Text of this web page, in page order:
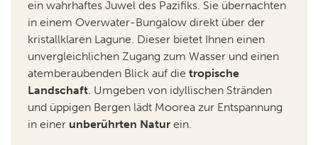
ein wahrhaftes Juwel des Pazifiks. Sie übernachten
in einem Overwater-Bungalow direkt über der
kristallklaren Lagune. Dieser bietet Ihnen einen
unvergleichlichen Zugang zum Wasser und einen
atemberaubenden Blick auf die tropische
Landschaft. Umgeben von idyllischen Stränden
und üppigen Bergen lädt Moorea zur Entspannung
in einer unberührten Natur ein.